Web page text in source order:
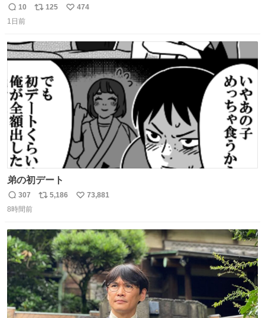
る。 写真を撮ろうとしたら「勝手に写真撮るな馬鹿野郎」
と罵倒されるなど。
返
信
10
リ
ト
数
125
い
数
474
1日前
弟の初デート
返
信
307
リ
ト
数
5,186
い
数
73,881
8時間前